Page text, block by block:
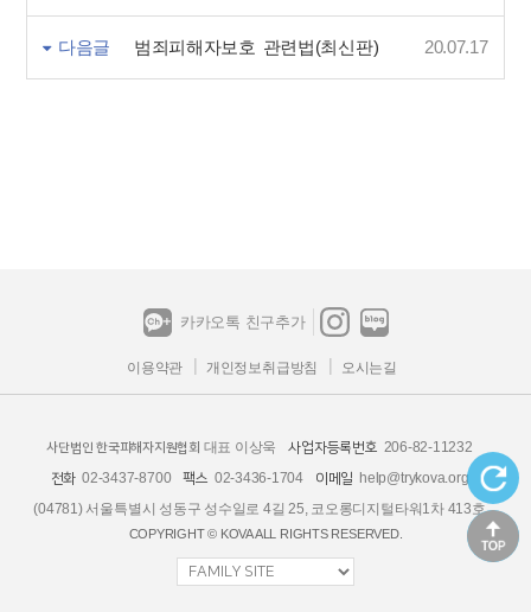
다음글 범죄피해자보호 관련법(최신판) 20.07.17
카카오톡 친구추가
이용약관 개인정보취급방침 오시는길
사단법인 한국피해자지원협회 대표 이상욱 사업자등록번호 206-82-11232
전화 02-3437-8700 팩스 02-3436-1704 이메일
help@trykova.org
(04781) 서울특별시 성동구 성수일로 4길 25, 코오롱디지털타워1차 413호
COPYRIGHT © KOVA ALL RIGHTS RESERVED.